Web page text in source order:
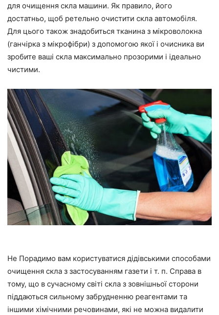
для очищення скла машини. Як правило, його
достатньо, щоб ретельно очистити скла автомобіля.
Для цього також знадобиться тканина з мікроволокна
(ганчірка з мікрофібри) з допомогою якої і очисника ви
зробите ваші скла максимально прозорими і ідеально
чистими.
Не Порадимо вам користуватися дідівськими способами
очищення скла з застосуванням газети і т. п. Справа в
тому, що в сучасному світі скла з зовнішньої сторони
піддаються сильному забрудненню реагентами та
іншими хімічними речовинами, які не можна видалити